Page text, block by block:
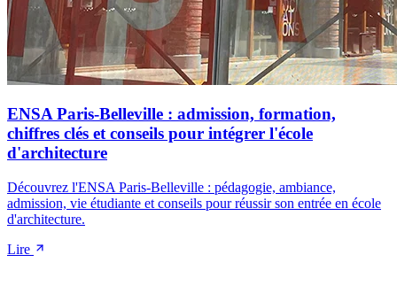
ENSA Paris-Belleville : admission, formation,
chiffres clés et conseils pour intégrer l'école
d'architecture
Découvrez l'ENSA Paris-Belleville : pédagogie, ambiance,
admission, vie étudiante et conseils pour réussir son entrée en école
d'architecture.
Lire